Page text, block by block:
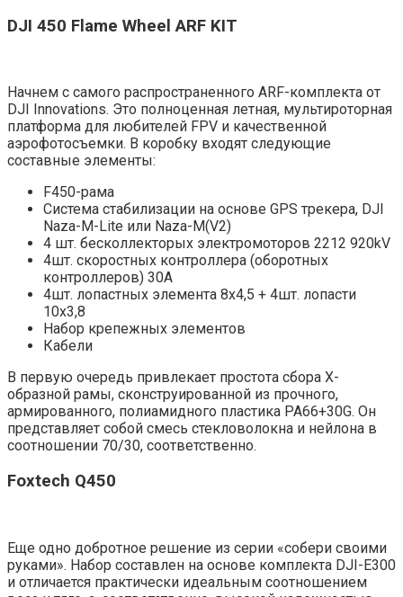
DJI 450 Flame Wheel ARF KIT
Начнем с самого распространенного ARF-комплекта от
DJI Innovations. Это полноценная летная, мультироторная
платформа для любителей FPV и качественной
аэрофотосъемки. В коробку входят следующие
составные элементы:
F450-рама
Система стабилизации на основе GPS трекера, DJI
Naza-M-Lite или Naza-M(V2)
4 шт. бесколлекторых электромоторов 2212 920kV
4шт. скоростных контроллера (оборотных
контроллеров) 30А
4шт. лопастных элемента 8х4,5 + 4шт. лопасти
10х3,8
Набор крепежных элементов
Кабели
В первую очередь привлекает простота сбора X-
образной рамы, сконструированной из прочного,
армированного, полиамидного пластика PA66+30G. Он
представляет собой смесь стекловолокна и нейлона в
соотношении 70/30, соответственно.
Foxtech Q450
Еще одно добротное решение из серии «собери своими
руками». Набор составлен на основе комплекта DJI-E300
и отличается практически идеальным соотношением